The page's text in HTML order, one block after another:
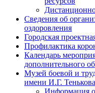
Сведения об
оздоровления
Городская
Профилактика
Календарь
дополнительного
Музей боевой и
имени И.Г. Тенькова
Информация